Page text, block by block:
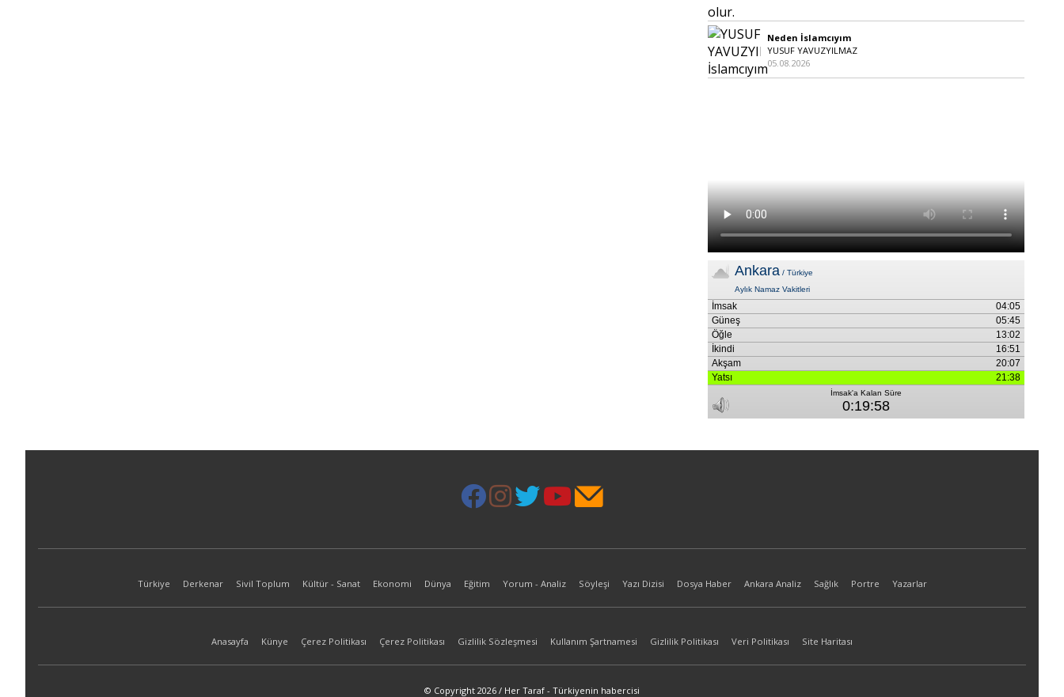
Neden İslamcıyım
YUSUF YAVUZYILMAZ
05.08.2026
Türkiye Derkenar Sivil Toplum Kültür - Sanat Ekonomi Dünya Eğitim Yorum - Analiz Söyleşi Yazı Dizisi Dosya Haber Ankara Analiz Sağlık Portre Yazarlar
Anasayfa Künye Çerez Politikası Çerez Politikası Gizlilik Sözleşmesi Kullanım Şartnamesi Gizlilik Politikası Veri Politikası Site Haritası
© Copyright 2026 / Her Taraf - Türkiyenin habercisi